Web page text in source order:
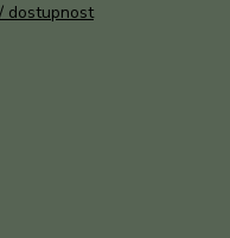
dostupnost